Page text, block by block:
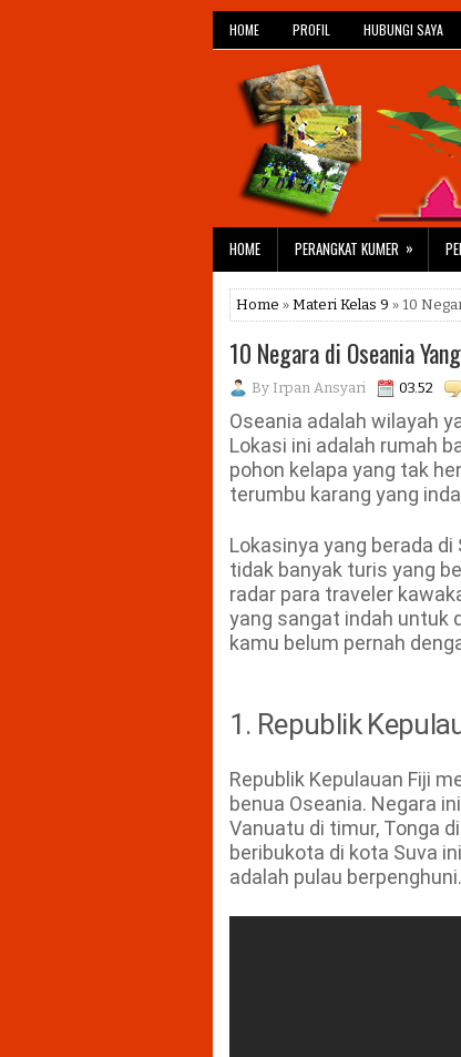
HOME PROFIL HUBUNGI SAYA
HOME PERANGKAT KUMER »
Home » Materi Kelas 9 » 10
10 Negara di Oseania
By Irpan Ansyari 03.52
Oseania adalah wilayah
Lokasi ini adalah rumah
pohon kelapa yang tak
terumbu karang yang
Lokasinya yang berada
tidak banyak turis yang
radar para traveler
yang sangat indah untuk
kamu belum pernah
1. Republik
Republik Kepulauan Fiji
benua Oseania. Negara
Vanuatu di timur, Tonga
beribukota di kota Suva
adalah pulau berpenghuni.